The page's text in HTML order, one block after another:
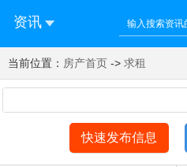
资讯
您好！欢迎来到济南西站棒极
合资讯门
登录 注册
当前位置： 房产首页 -> 求租
快速发布信息